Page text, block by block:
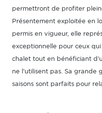
permettront de profiter
Présentement exploitée en
permis en vigueur, elle
exceptionnelle pour ceux
chalet tout en bénéficiant
ne l'utilisent pas. Sa grande
saisons sont parfaits pour